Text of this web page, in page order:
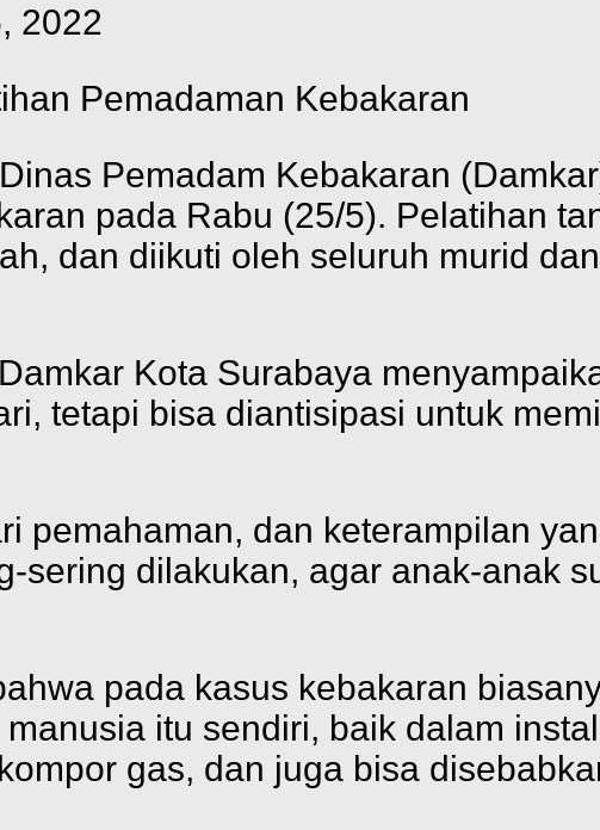
2022
Pemadam Kebakaran
pada Rabu (25/5). Pelatihan
dan diikuti oleh seluruh murid
Kota Surabaya
tetapi bisa diantisipasi untuk
pemahaman, dan keterampilan
sering dilakukan, agar anak-anak
pada kasus kebakaran
itu sendiri, baik dalam
gas, dan juga bisa